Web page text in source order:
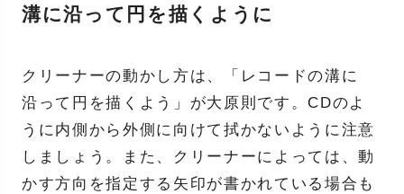
溝に沿って円を描くように
クリーナーの動かし方は、「レコードの溝に
沿って円を描くよう」が大原則です。CDのよ
うに内側から外側に向けて拭かないように注意
しましょう。また、クリーナーによっては、動
かす方向を指定する矢印が書かれている場合も